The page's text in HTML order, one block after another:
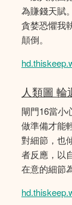
為賺錢天賦
貪婪恐懼我
顛倒。
人類圖
閘門16當小
做準備才能
對細節，也
者反應，以
在意的細節